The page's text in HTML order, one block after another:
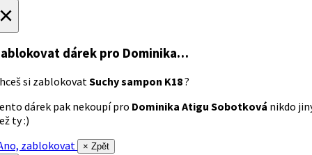
dárek pro Dominika…
si zablokovatSuchy sampon K18?
dárek pak nekoupí pro Dominika Atigu Sobotková nikdo
ty :)
zablokovat
× Zpět